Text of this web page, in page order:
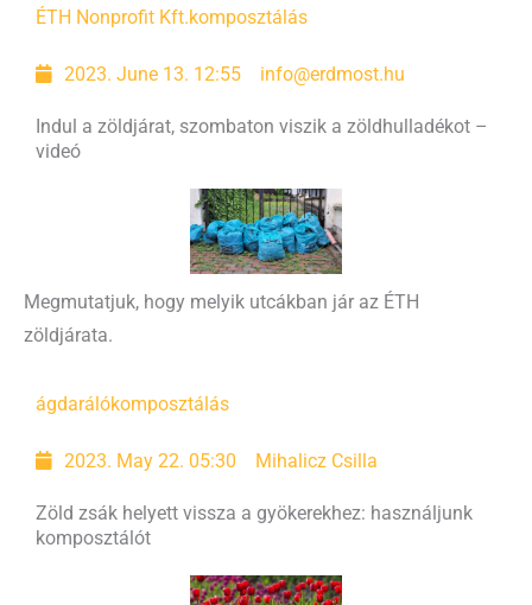
ÉTH Nonprofit Kft.komposztálás
2023. June 13. 12:55 info@erdmost.hu
Indul a zöldjárat, szombaton viszik a zöldhulladékot –
videó
Megmutatjuk, hogy melyik utcákban jár az ÉTH
zöldjárata.
ágdarálókomposztálás
2023. May 22. 05:30 Mihalicz Csilla
Zöld zsák helyett vissza a gyökerekhez: használjunk
komposztálót